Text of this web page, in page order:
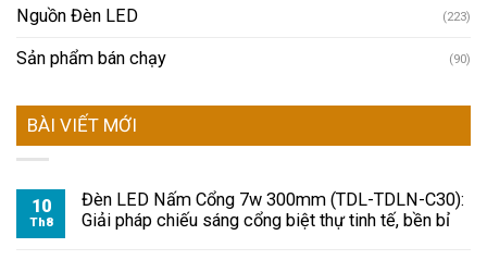
Nguồn Đèn LED (223)
Sản phẩm bán chạy (90)
BÀI VIẾT MỚI
10
Th8
Đèn LED Nấm Cổng 7w 300mm (TDL-TDLN-C30):
Giải pháp chiếu sáng cổng biệt thự tinh tế, bền bỉ